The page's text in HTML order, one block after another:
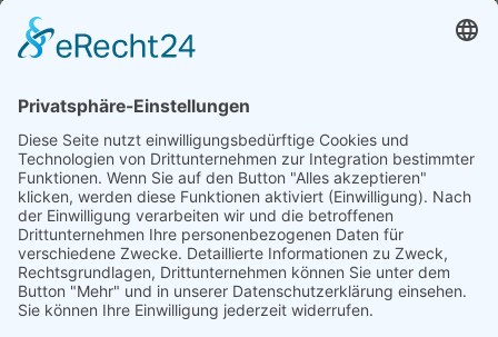
Wir benötigen Ihre Zustimmung, um den
Google Maps-Service zu laden!
Wir verwenden einen Service eines
Drittanbieters, um Karteninhalte einzubetten.
Dieser Service kann Daten zu Ihren Aktivitäten
sammeln. Bitte lesen Sie die Details durch und
stimmen Sie der Nutzung des Service zu, um
diese Karte anzuzeigen.
MEHR INFORMATIONEN